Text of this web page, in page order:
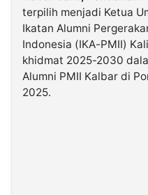
Kabarbaru.co
2026
terpilih menjadi Ketua
Ikatan Alumni
Indonesia (IKA-PMII)
khidmat 2025-2030
Alumni PMII Kalbar di
2025.